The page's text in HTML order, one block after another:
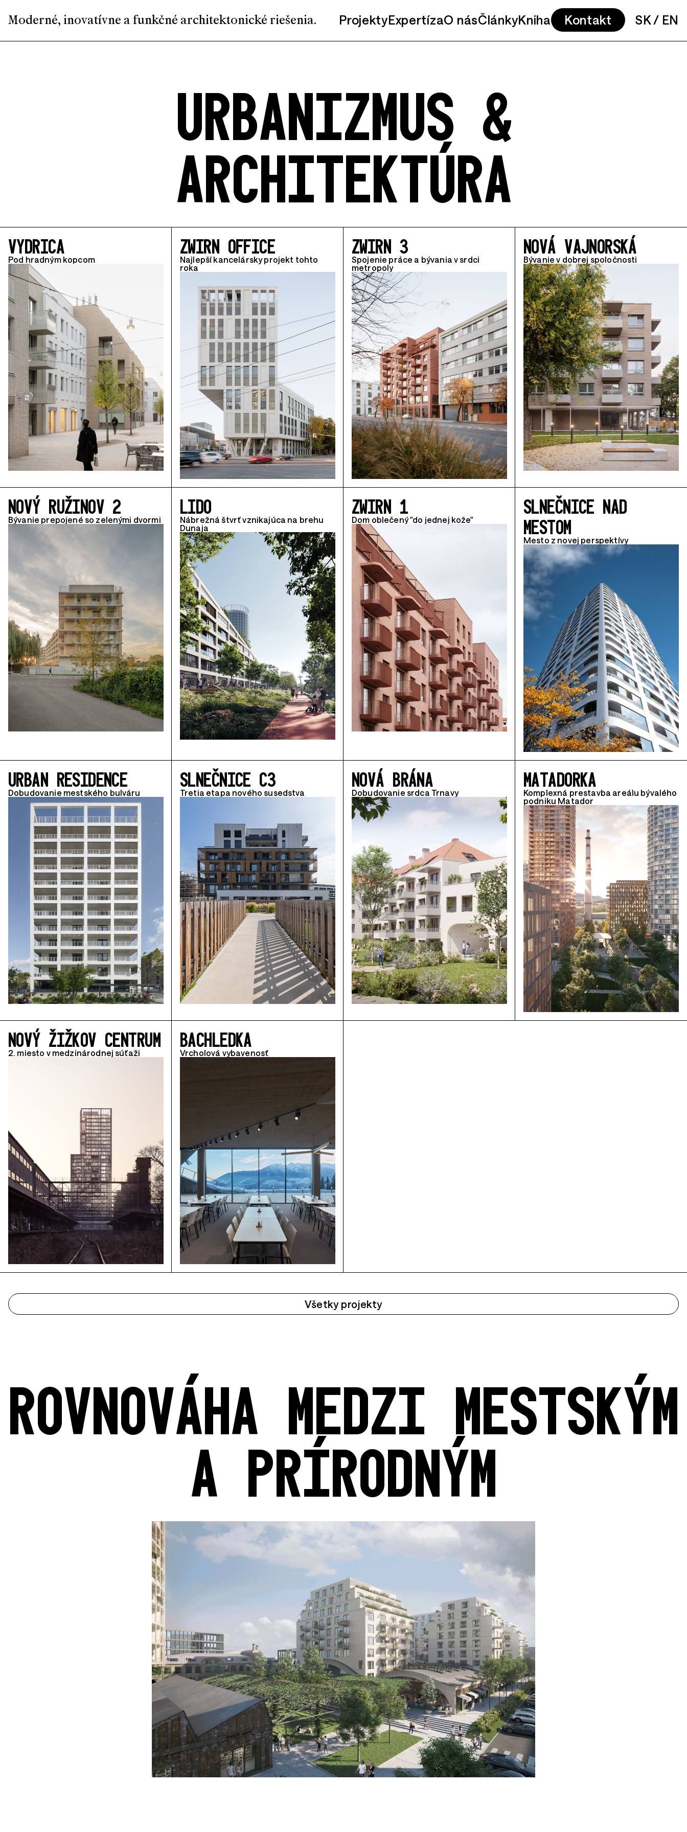
Moderné, inovatívne a funkčné architektonické riešenia. ProjektyExpertízaO násČlánkyKniha Kontakt SK/ EN
URBANIZMUS &
ARCHITEKTÚRA
VYDRICA
Pod hradným kopcom
ZWIRN OFFICE
Najlepší kancelársky projekt tohto
roka
ZWIRN 3
Spojenie práce a bývania v srdci
metropoly
NOVÁ VAJNORSKÁ
Bývanie v dobrej spoločnosti
NOVÝ RUŽINOV 2
Bývanie prepojené so zelenými dvormi
LIDO
Nábrežná štvrť vznikajúca na brehu
Dunaja
ZWIRN 1
Dom oblečený "do jednej kože"
SLNEČNICE NAD
MESTOM
Mesto z novej perspektívy
URBAN RESIDENCE
Dobudovanie mestského bulváru
SLNEČNICE C3
Tretia etapa nového susedstva
NOVÁ BRÁNA
Dobudovanie srdca Trnavy
MATADORKA
Komplexná prestavba areálu bývalého
podniku Matador
NOVÝ ŽIŽKOV CENTRUM
2. miesto v medzinárodnej súťaži
BACHLEDKA
Vrcholová vybavenosť
Všetky projekty
ROVNOVÁHA MEDZI MESTSKÝM
A PRÍRODNÝM